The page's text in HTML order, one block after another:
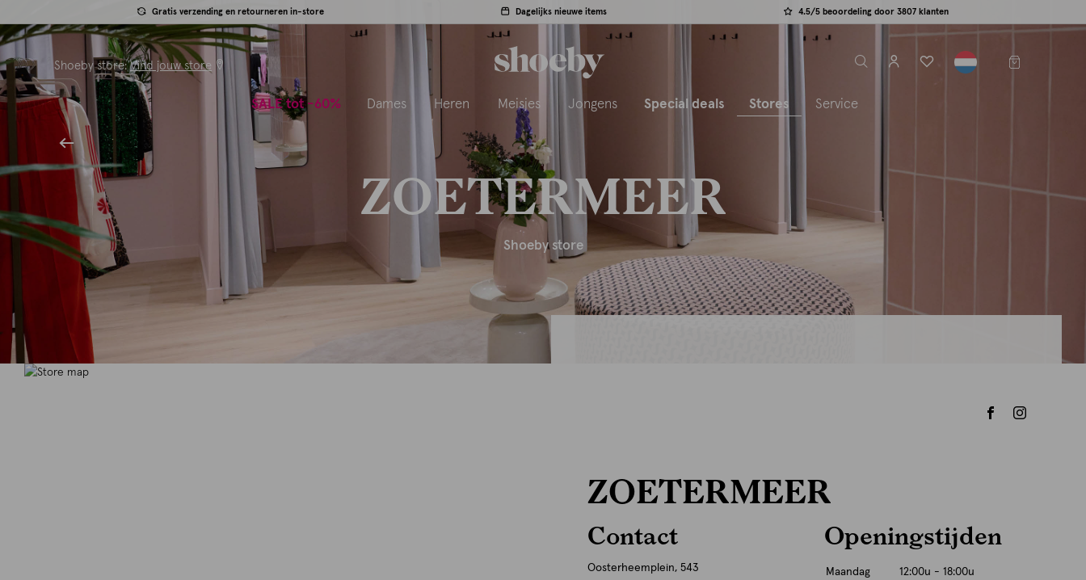
Gratis verzending en retourneren in-store Dagelijks nieuwe items 4.5/5 beoordeling door 3807 klanten
Shoeby store:Vind jouw store
label.header.toggle
SALE tot -60% Dames Heren Meisjes Jongens Special deals Stores Service
ZOETERMEER
Shoeby store
ZOETERMEER
Contact
Oosterheemplein, 543
Openingstijden
Maandag 12:00u - 18:00u